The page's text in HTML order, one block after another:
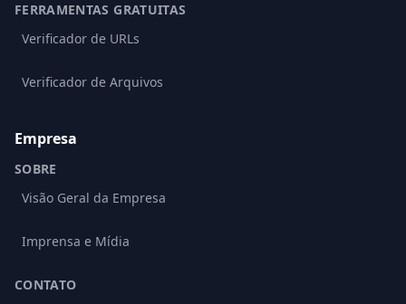
FERRAMENTAS GRATUITAS
Verificador de URLs
Verificador de Arquivos
Empresa
SOBRE
Visão Geral da Empresa
Imprensa e Mídia
CONTATO